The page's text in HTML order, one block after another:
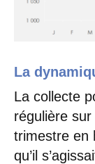
La
La collecte
régulière sur
trimestre en
qu’il